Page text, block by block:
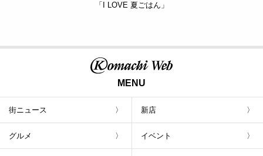
「I LOVE 夏ごはん」
MENU
街ニュース 新店
グルメ イベント